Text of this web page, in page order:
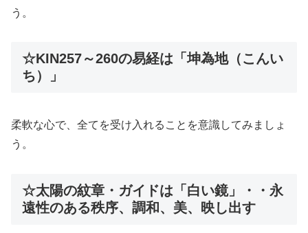
う。
☆KIN257～260の易経は「坤為地（こんい
ち）」
柔軟な心で、全てを受け入れることを意識してみましょ
う。
☆太陽の紋章・ガイドは「白い鏡」・・永
遠性のある秩序、調和、美、映し出す